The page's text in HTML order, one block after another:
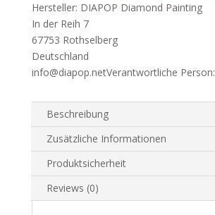
Hersteller: DIAPOP Diamond Painting
In der Reih 7
67753 Rothselberg
Deutschland
info@diapop.netVerantwortliche Person:
Beschreibung
Zusätzliche Informationen
Produktsicherheit
Reviews (0)